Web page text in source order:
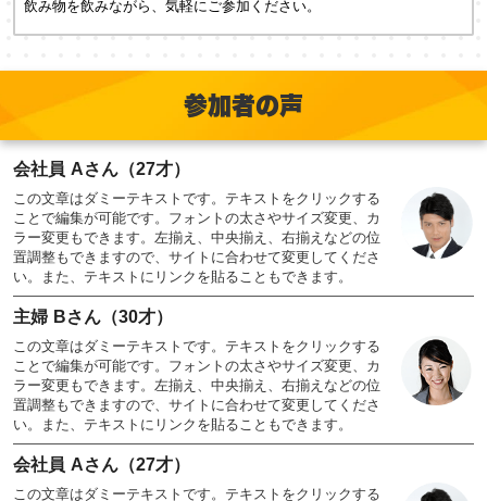
飲み物を飲みながら、気軽にご参加ください。
参加者の声
会社員 Aさん（27才）
この文章はダミーテキストです。テキストをクリックする
ことで編集が可能です。フォントの太さやサイズ変更、カ
ラー変更もできます。左揃え、中央揃え、右揃えなどの位
置調整もできますので、サイトに合わせて変更してくださ
い。また、テキストにリンクを貼ることもできます。
主婦 Bさん（30才）
この文章はダミーテキストです。テキストをクリックする
ことで編集が可能です。フォントの太さやサイズ変更、カ
ラー変更もできます。左揃え、中央揃え、右揃えなどの位
置調整もできますので、サイトに合わせて変更してくださ
い。また、テキストにリンクを貼ることもできます。
会社員 Aさん（27才）
この文章はダミーテキストです。テキストをクリックする